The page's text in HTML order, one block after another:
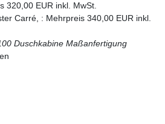
320,00 EUR inkl. MwSt.
Carré, : Mehrpreis 340,00 EUR inkl.
Duschkabine Maßanfertigung